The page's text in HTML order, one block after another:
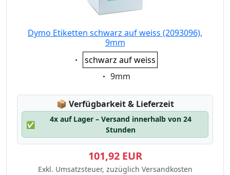
Dymo Etiketten schwarz auf weiss (2093096),
9mm
Eigenschaft:
schwarz auf weiss
Eigenschaft:
9mm
📦 Lagerstatus:
Verfügbarkeit & Lieferzeit
✅
4x auf Lager – Versand innerhalb von 24
Stunden
101,92 EUR
Exkl. Umsatzsteuer, zuzüglich Versandkosten